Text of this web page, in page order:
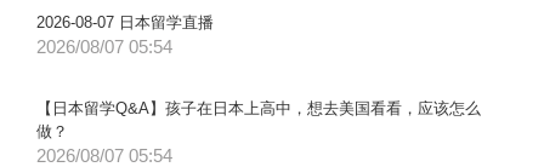
2026-08-07 日本留学直播
2026/08/07 05:54
【日本留学Q&A】孩子在日本上高中，想去美国看看，应该怎么
做？
2026/08/07 05:54